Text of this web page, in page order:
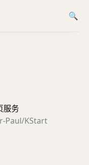
服务
Paul/KStart